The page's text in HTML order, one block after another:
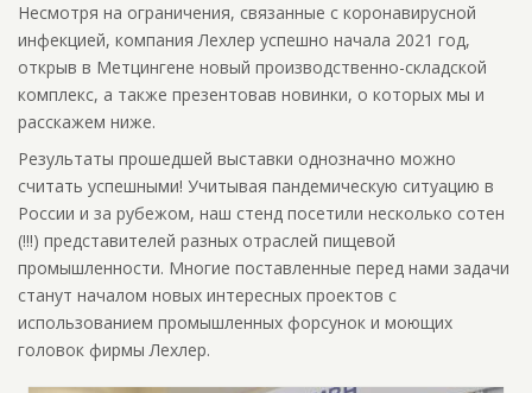
Несмотря на ограничения, связанные с коронавирусной
инфекцией, компания Лехлер успешно начала 2021 год,
открыв в Метцингене новый производственно-складской
комплекс, а также презентовав новинки, о которых мы и
расскажем ниже.
Результаты прошедшей выставки однозначно можно
считать успешными! Учитывая пандемическую ситуацию в
России и за рубежом, наш стенд посетили несколько сотен
(!!!) представителей разных отраслей пищевой
промышленности. Многие поставленные перед нами задачи
станут началом новых интересных проектов с
использованием промышленных форсунок и моющих
головок фирмы Лехлер.